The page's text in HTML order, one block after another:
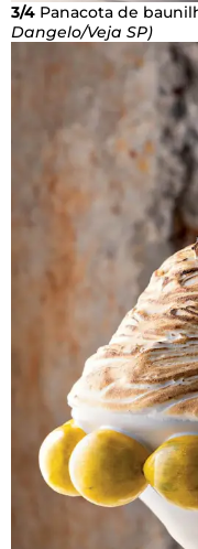
3/4 Panacota de
Dangelo/Veja SP)